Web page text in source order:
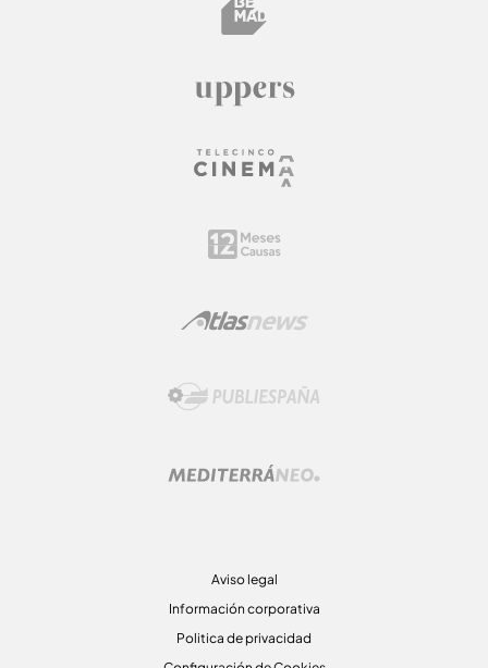
Aviso legal
Información corporativa
Politica de privacidad